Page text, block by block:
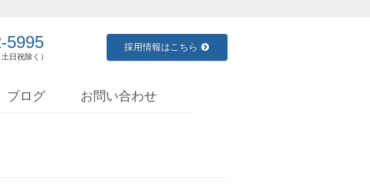
5995
日祝除く）
採用情報はこちら
ブログ お問い合わせ